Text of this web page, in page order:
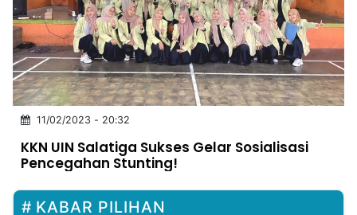
INDONESIA
Partner
Insight
NTB
Suara
Time
Lens
IDN
Daily
Jogja
Jalan
Rakyat
Idealita
News
Kita
Notice
Dinamikapost.com
Radar
Baru
Seedbacklink
Follow
11/02/2023 - 20:32
KKN UIN Salatiga Sukses Gelar Sosialisasi
Pencegahan Stunting!
KABAR PILIHAN